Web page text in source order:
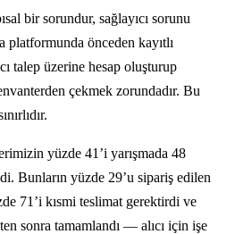
bir sorundur, sağlayıcı sorunu
platformunda önceden kayıtlı
talep üzerine hesap oluşturup
çekmek zorundadır. Bu
yüzde 41’i yarışmada 48
Bunların yüzde 29’u sipariş edilen
71’i kısmi teslimat gerektirdi ve
sonra tamamlandı — alıcı için işe